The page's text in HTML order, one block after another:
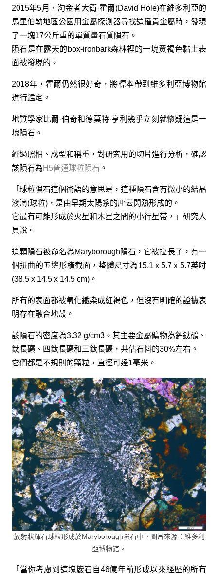
2015年5月，淘金者大衛·霍爾(David Hole)在維多利亞的
馬里伯勒地區公園用金屬探測器尋找這種貴金屬時，發現
了一塊17公斤重的單質量石質隕石。
隕石是在露天的box-ironbark森林裡的一塊黃褐色黏土表
面被發現的。
2018年，霍爾仍然很好奇，將標本帶到維多利亞博物館
進行鑑定。
地質學家比爾·伯奇和德莫特·亨利幾乎立刻就懷疑這是一
塊隕石。
經過照相、成型和稱重，對研究用的切片進行分析，確認
該隕石為 H5普通球粒隕石 。
「球粒隕石這個術語的意思是，這種隕石含有微小的結晶
液滴(球粒)，是由早期太陽系的塵云閃熱形成的。
它最有可能形成於火星和木星之間的小行星帶，」研究人
員說。
這顆隕石被命名為Maryborough隕石，它被拉長了，有一
個扭曲的五邊形橫截面，整體尺寸為15.1 x 5.7 x 5.7英吋
(38.5 x 14.5 x 14.5 cm)。
所有的表面都被氧化鐵染成紅褐色，但沒有明確的證據表
明存在融合地殼。
該隕石的密度為3.32 g/cm3。其主要金屬礦物為鈣鈦礦、
鈦長礦、四鈦長礦和三鈦長礦，共佔石料的30%左右。
它們都是不規則的顆粒，直徑可達1毫米。
放射狀輝石球粒形成於Maryborough隕石中。圖片來源：維多利
亞博物館。
「當你考慮到這塊巖石自46億年前形成以來經歷的所有